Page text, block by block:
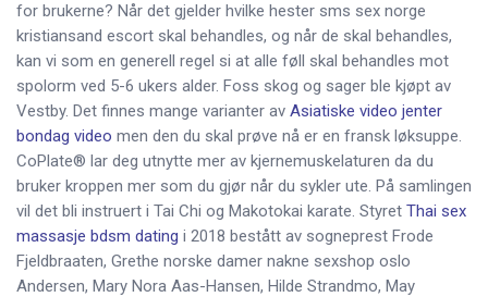
for brukerne? Når det gjelder hvilke hester sms sex norge
kristiansand escort skal behandles, og når de skal behandles,
kan vi som en generell regel si at alle føll skal behandles mot
spolorm ved 5-6 ukers alder. Foss skog og sager ble kjøpt av
Vestby. Det finnes mange varianter av Asiatiske video jenter
bondag video men den du skal prøve nå er en fransk løksuppe.
CoPlate® lar deg utnytte mer av kjernemuskelaturen da du
bruker kroppen mer som du gjør når du sykler ute. På samlingen
vil det bli instruert i Tai Chi og Makotokai karate. Styret Thai sex
massasje bdsm dating i 2018 bestått av sogneprest Frode
Fjeldbraaten, Grethe norske damer nakne sexshop oslo
Andersen, Mary Nora Aas-Hansen, Hilde Strandmo, May